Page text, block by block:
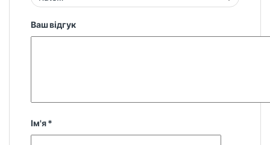
Ваш відгук
Ім'я*